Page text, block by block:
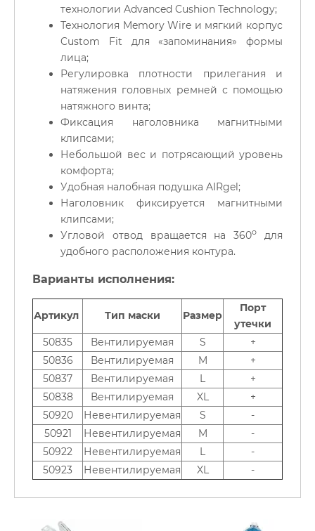
технологии Advanced Cushion Technology;
Технология Memory Wire и мягкий корпус
Custom Fit для «запоминания» формы
лица;
Регулировка плотности прилегания и
натяжения головных ремней с помощью
натяжного винта;
Фиксация наголовника магнитными
клипсами;
Небольшой вес и потрясающий уровень
комфорта;
Удобная налобная подушка AIRgel;
Наголовник фиксируется магнитными
клипсами;
Угловой отвод вращается на 360о
для
удобного расположения контура.
Варианты исполнения:
Артикул Тип маски Размер
Порт
утечки
50835
Вентилируемая S
+
50836
Вентилируемая M
+
50837
Вентилируемая L
+
50838
Вентилируемая XL
+
50920
Невентилируемая S
-
50921
Невентилируемая M
-
50922
Невентилируемая L
-
50923
Невентилируемая XL -